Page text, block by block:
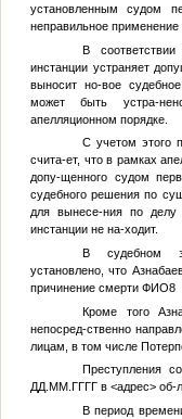
установленным судом
неправильное применение
В
инстанции устраняет
выносит но-вое
может быть устра-
апелляционном порядке.
С учетом этого
счита-ет, что в рамках
допу-щенного судом
судебного решения по
для вынесе-ния по делу
инстанции не на-ходит.
В судебном
установлено, что
причинение смерти ФИО8
Кроме того
непосред-ственно
лицам, в том числе
Преступления
ДД.ММ.ГГГГв <адрес>об-
В период